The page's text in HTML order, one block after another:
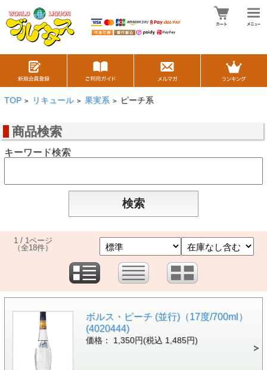
TOP > リキュール > 果実系 > ピーチ系
商品検索
キーワード検索
1 / 1ページ
（全18件）
ボルス・ピーチ (並行)（17度/700ml）
(4020444)
価格： 1,350円(税込 1,485円)